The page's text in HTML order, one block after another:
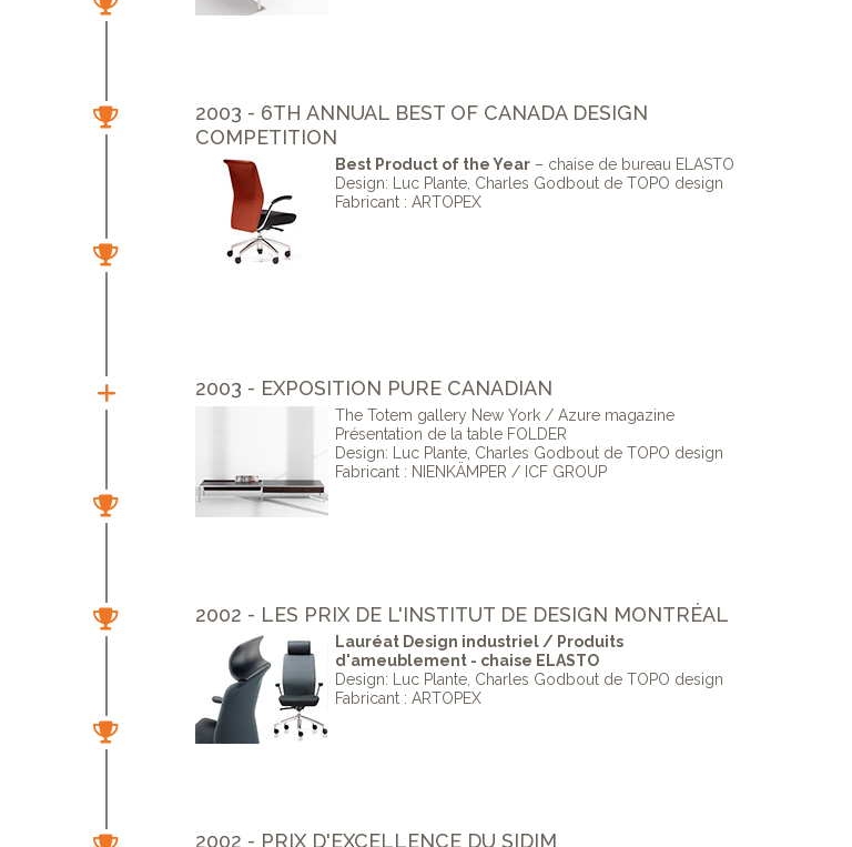
2003 - 6TH ANNUAL BEST OF CANADA DESIGN
COMPETITION
Best Product of the Year – chaise de bureau ELASTO
Design: Luc Plante, Charles Godbout de TOPO design
Fabricant : ARTOPEX
2003 - EXPOSITION PURE CANADIAN
The Totem gallery New York / Azure magazine
Présentation de la table FOLDER
Design: Luc Plante, Charles Godbout de TOPO design
Fabricant : NIENKÄMPER / ICF GROUP
2002 - LES PRIX DE L'INSTITUT DE DESIGN MONTRÉAL
Lauréat Design industriel / Produits
d'ameublement - chaise ELASTO
Design: Luc Plante, Charles Godbout de TOPO design
Fabricant : ARTOPEX
2002 - PRIX D'EXCELLENCE DU SIDIM